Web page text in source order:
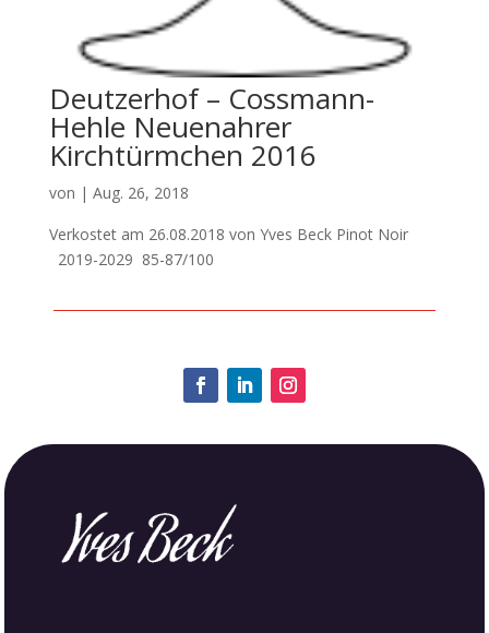
Deutzerhof – Cossmann-
Hehle Neuenahrer
Kirchtürmchen 2016
von | Aug. 26, 2018
Verkostet am 26.08.2018 von Yves Beck Pinot Noir
2019-2029 85-87/100